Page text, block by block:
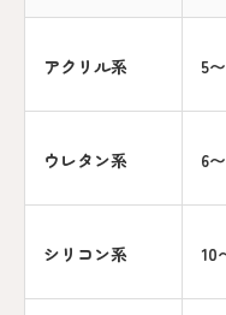
アクリル系 5
ウレタン系 6
シリコン系 10